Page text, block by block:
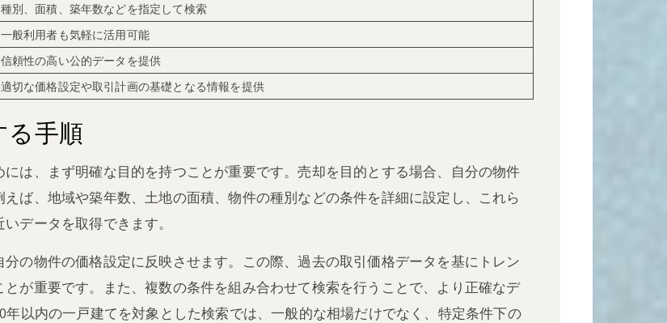
種別、面積、築年数などを指定して検索
一般利用者も気軽に活用可能
信頼性の高い公的データを提供
適切な価格設定や取引計画の基礎となる情報を提供
る手順
は、まず明確な目的を持つことが重要です。売却を目的とする場合、自分の物件
ば、地域や築年数、土地の面積、物件の種別などの条件を詳細に設定し、これら
データを取得できます。
の物件の価格設定に反映させます。この際、過去の取引価格データを基にトレン
が重要です。また、複数の条件を組み合わせて検索を行うことで、より正確なデ
以内の一戸建てを対象とした検索では、一般的な相場だけでなく、特定条件下の